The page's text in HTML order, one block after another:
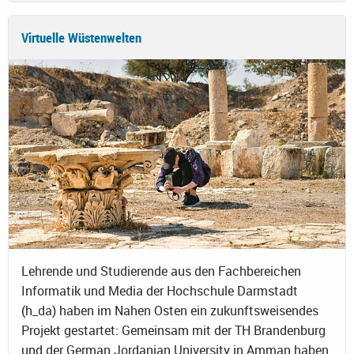
Virtuelle Wüstenwelten
Lehrende und Studierende aus den Fachbereichen
Informatik und Media der Hochschule Darmstadt
(h_da) haben im Nahen Osten ein zukunftsweisendes
Projekt gestartet: Gemeinsam mit der TH Brandenburg
und der German Jordanian University in Amman haben